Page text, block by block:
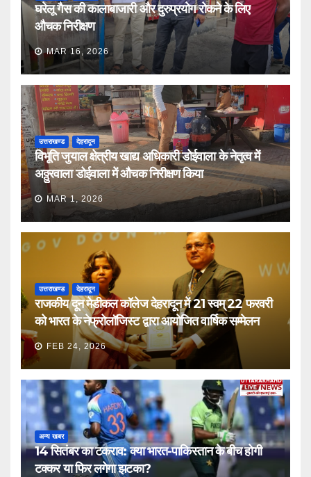
घरेलू गैस की कालाबाजारी और दुरुप्रयोग रोकने के लिए
औचक निरीक्षण
MAR 16, 2026
उत्तराखण्ड देहरादून
विभूति जुयाल क्षेत्रीय खाद्य अधिकारी डोईवाला के नेतृत्व में
अठ्ठुरवाला डोईवाला में औचक निरीक्षण किया
MAR 1, 2026
उत्तराखण्ड देहरादून
राजकीय दून मेडीकल कॉलेज देहरादून में 21 स्वम् 22 फरवरी
को भारत के नेफ्रोलॉजिस्ट द्वारा आयोजित वार्षिक सम्मेलन
FEB 24, 2026
अन्य खबर
14 सितंबर का टकराव: क्या भारत-पाकिस्तान के बीच होगी
टक्कर या फिर लगेगा झटका?